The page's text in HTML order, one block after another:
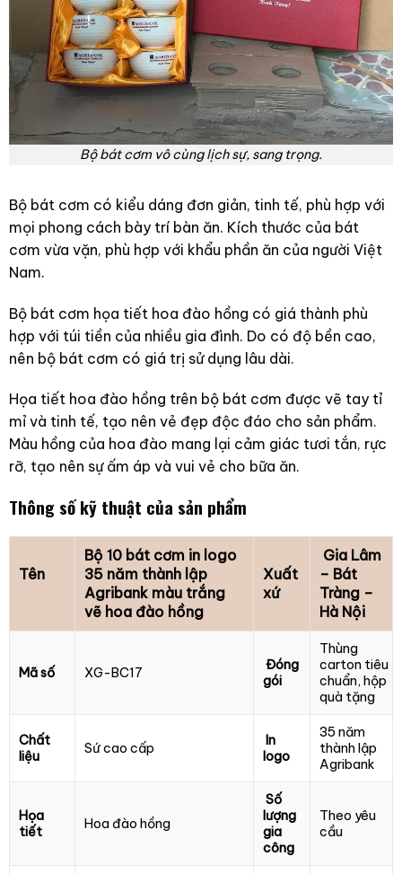
Bộ bát cơm vô cùng lịch sự, sang trọng.
Bộ bát cơm có kiểu dáng đơn giản, tinh tế, phù hợp với
mọi phong cách bày trí bàn ăn. Kích thước của bát
cơm vừa vặn, phù hợp với khẩu phần ăn của người Việt
Nam.
Bộ bát cơm họa tiết hoa đào hồng có giá thành phù
hợp với túi tiền của nhiều gia đình. Do có độ bền cao,
nên bộ bát cơm có giá trị sử dụng lâu dài.
Họa tiết hoa đào hồng trên bộ bát cơm được vẽ tay tỉ
mỉ và tinh tế, tạo nên vẻ đẹp độc đáo cho sản phẩm.
Màu hồng của hoa đào mang lại cảm giác tươi tắn, rực
rỡ, tạo nên sự ấm áp và vui vẻ cho bữa ăn.
Thông số kỹ thuật của sản phẩm
Tên
Bộ 10 bát cơm in logo
35 năm thành lập
Agribank màu trắng
vẽ hoa đào hồng
Xuất
xứ
Gia Lâm
– Bát
Tràng –
Hà Nội
Mã số XG-BC17
Đóng
gói
Thùng
carton tiêu
chuẩn, hộp
quà tặng
Chất
liệu
Sứ cao cấp
In
logo
35 năm
thành lập
Agribank
Họa
tiết
Hoa đào hồng
Số
lượng
gia
công
Theo yêu
cầu